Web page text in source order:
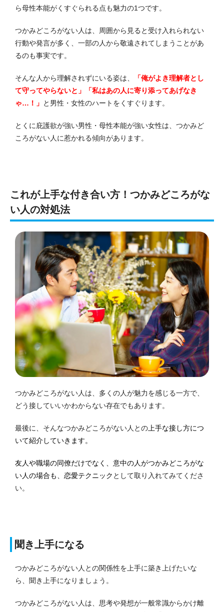
ら母性本能がくすぐられる点も魅力の1つです。
つかみどころがない人は、周囲から見ると受け入れられない
行動や発言が多く、一部の人から敬遠されてしまうことがあ
るのも事実です。
そんな人から理解されずにいる姿は、
「俺がよき理解者とし
て守ってやらないと」「私はあの人に寄り添ってあげなき
ゃ…！」 と男性・女性のハートをくすぐります。
とくに庇護欲が強い男性・母性本能が強い女性は、つかみど
ころがない人に惹かれる傾向があります。
これが上手な付き合い方！つかみどころがな
い人の対処法
つかみどころがない人は、多くの人が魅力を感じる一方で、
どう接していいかわからない存在でもあります。
最後に、そんなつかみどころがない人との 上手な接し方につ
いて紹介していきます。
友人や職場の同僚だけでなく、意中の人がつかみどころがな
い人の場合も、恋愛テクニック として取り入れてみてくださ
い。
聞き上手になる
つかみどころがない人との関係性を上手に築き上げたいな
ら、聞き上手になりましょう。
つかみどころがない人は、思考や発想が一般常識からかけ離